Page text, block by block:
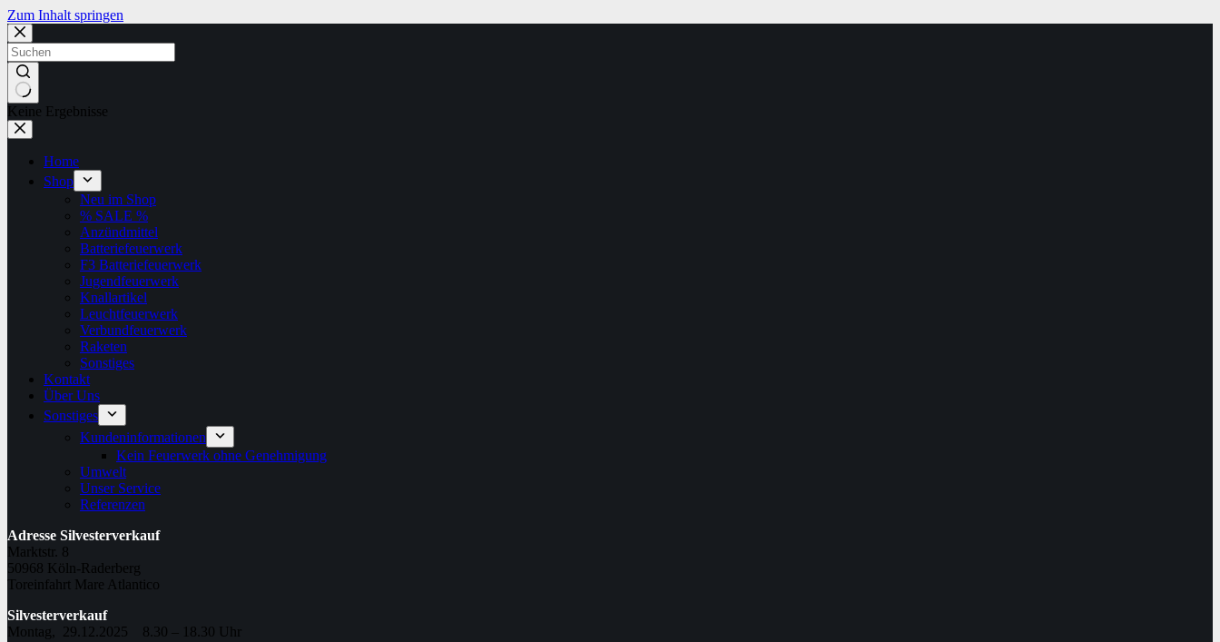
Zum Inhalt springen
Keine Ergebnisse
Home
Shop
Neu im Shop
% SALE %
Anzündmittel
Batteriefeuerwerk
F3 Batteriefeuerwerk
Jugendfeuerwerk​
Knallartikel
Leuchtfeuerwerk​
Verbundfeuerwerk
Raketen
Sonstiges
Kontakt
Über Uns
Sonstiges
Kundeninformationen
Kein Feuerwerk ohne Genehmigung
Umwelt
Unser Service
Referenzen
Adresse Silvesterverkauf
Marktstr. 8
50968 Köln-Raderberg
Toreinfahrt Mare Atlantico
Silvesterverkauf
Montag, 29.12.2025 8.30 – 18.30 Uhr